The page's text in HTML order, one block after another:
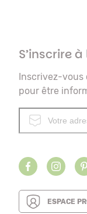
S’inscrire
Inscrivez-
pour être
ESPACE